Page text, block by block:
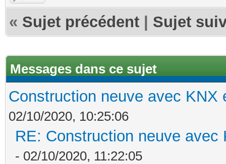
« Sujet précédent Sujet
Messages dans ce sujet
Construction neuve avec KNX
02/10/2020, 10:25:06
RE: Construction neuve avec
- 02/10/2020, 11:22:05